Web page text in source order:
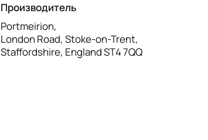
Производитель
Portmeirion,
London Road, Stoke-on-Trent,
Staffordshire, England ST4 7QQ